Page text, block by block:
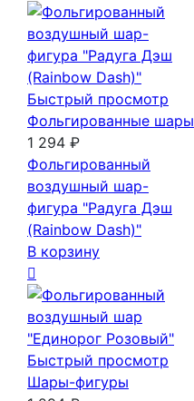
Быстрый просмотр
Фольгированные шары
1 294 ₽
Фольгированный
воздушный шар-
фигура "Радуга Дэш
(Rainbow Dash)"
В корзину
Быстрый просмотр
Шары-фигуры